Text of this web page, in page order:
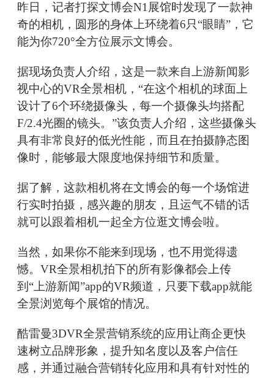
昨日，记者打探文博会N1展馆时发现了一款神
奇的相机，圆形的身体上环绕着6只“眼睛”，它
能为你720°全方位展示文博会。
据现场负责人介绍，这是一款来自上游新闻影
视中心的VR全景相机，“在这个相机的球面上
设计了6个环绕摄像头，每一个摄像头均搭配
F/2.4光圈的镜头。”该负责人介绍，这些摄像头
具有非常良好的低光性能，而且在拍摄静态图
像时，能够最大限度地保持细节和质量。
据了解，这款相机将在文博会的每一个场馆进
行实时拍摄，感兴趣的朋友，且运气不错的话
就可以跟着相机一起全方位逛文博会啦。
当然，如果你不能来到现场，也不用觉得遗
憾。VR全景相机拍下的所有影像都会上传
到“上游新闻”app的VR频道，只要下载app就能
全景浏览每个展馆的情况。
酷雷曼3DVR全景营销系统的应用让商企更快
速树立品牌形象，提升知名度以及客户信任
感，并通过融合营销转化应用和具有针对性的